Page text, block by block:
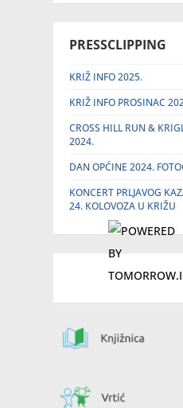
PRESSCLIPPING
KRIŽ INFO 2025.
KRIŽ INFO PROSINAC
CROSS HILL RUN &
2024.
DAN OPĆINE 2024.
KONCERT PRLJAVOG
24. KOLOVOZA U KRIŽU